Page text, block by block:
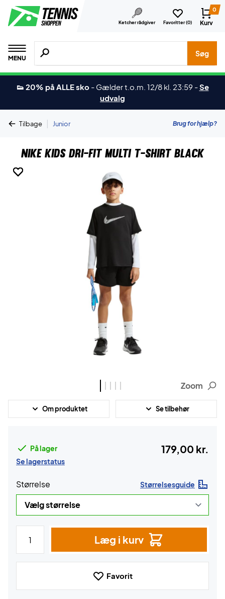
Ketcher rådgiver Favoritter (0)
0
Kurv
MENU
Søg efter produkter, mærker etc.
Søg
👟 20% på ALLE sko - Gælder t.o.m. 12/8 kl. 23:59 -Se
udvalg
Tilbage | Junior Brug for hjælp?
Nike Kids Dri-FIT Multi T-shirt Black
Zoom
Om produktet Se tilbehør
På lager
Se lagerstatus
179,00 kr.
Størrelse Størrelsesguide
Læg i kurv
Favorit